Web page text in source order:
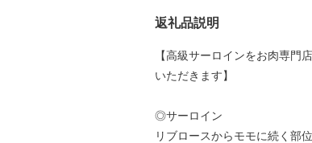
返礼品説明
【高級サーロインをお肉専門
いただきます】
◎サーロイン
リブロースからモモに続く部